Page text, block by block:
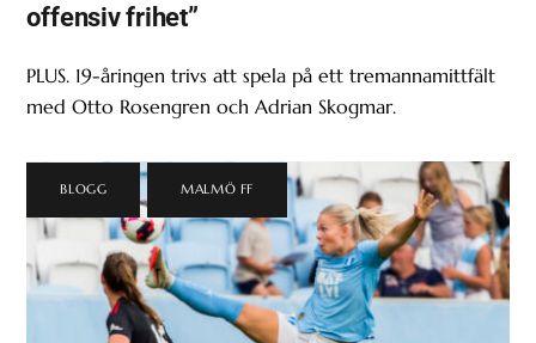
offensiv frihet”
PLUS. 19-åringen trivs att spela på ett tremannamittfält
med Otto Rosengren och Adrian Skogmar.
BLOGG MALMÖ FF